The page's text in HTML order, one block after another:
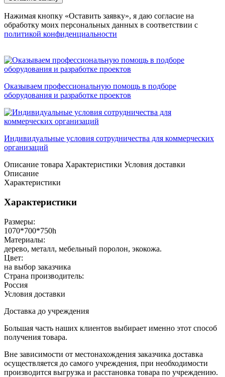
Нажимая кнопку «Оставить заявку», я даю согласие на
обработку моих персональных данных в соответствии c
политикой конфиденциальности
Оказываем профессиональную помощь в подборе
оборудования и разработке проектов
Индивидуальные условия сотрудничества для коммерческих
организаций
Описание товара Характеристики Условия доставки
Описание
Характеристики
Характеристики
Размеры:
1070*700*750h
Материалы:
дерево, металл, мебельный поролон, экокожа.
Цвет:
на выбор заказчика
Страна производитель:
Россия
Условия доставки
Доставка до учреждения
Большая часть наших клиентов выбирает именно этот способ
получения товара.
Вне зависимости от местонахождения заказчика доставка
осуществляется до самого учреждения, при необходимости
производится выгрузка и расстановка товара по учреждению.